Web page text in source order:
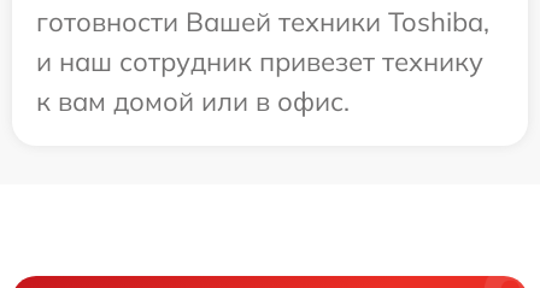
готовности Вашей техники Toshiba,
и наш сотрудник привезет технику
к вам домой или в офис.